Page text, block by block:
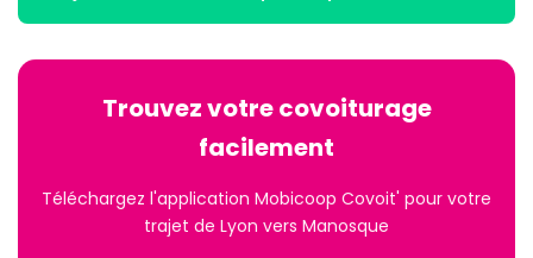
Trouvez votre covoiturage
facilement
Téléchargez l'application Mobicoop Covoit' pour votre
trajet de Lyon vers Manosque